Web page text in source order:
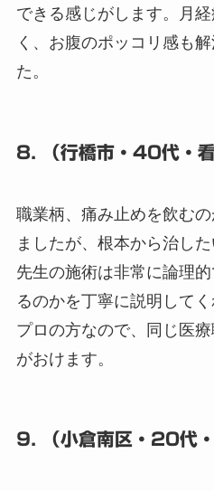
できる感じがします。月
く、お腹のポッコリ感も
た。
8. （行橋市・40代・看
職業柄、痛み止めを飲む
ましたが、根本から治し
先生の施術は非常に論理
るのかを丁寧に説明して
プロの方なので、同じ医
がおけます。
9. （小倉南区・20代・